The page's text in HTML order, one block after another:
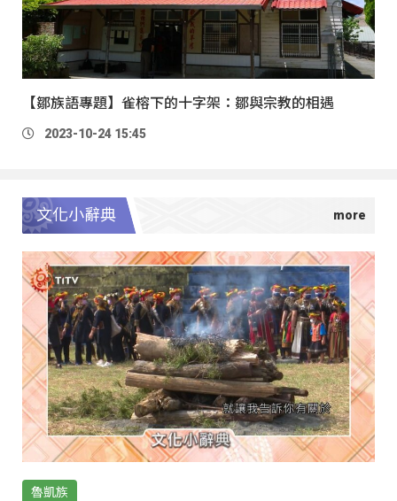
【鄒族語專題】雀榕下的十字架：鄒與宗教的相遇
2023-10-24 15:45
文化小辭典
魯凱族